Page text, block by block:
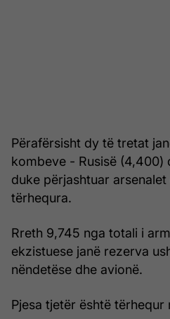
Përafërsisht dy të tretat
kombeve - Rusisë (4,400)
duke përjashtuar
tërhequra.
Rreth 9,745 nga totali i
ekzistuese janë rezerva
nëndetëse dhe avionë.
Pjesa tjetër është tërhequr